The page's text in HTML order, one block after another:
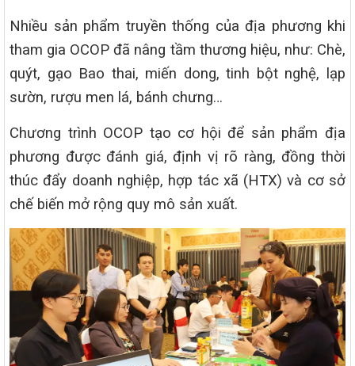
Nhiều sản phẩm truyền thống của địa phương khi
tham gia OCOP đã nâng tầm thương hiệu, như: Chè,
quýt, gạo Bao thai, miến dong, tinh bột nghệ, lạp
sườn, rượu men lá, bánh chưng…
Chương trình OCOP tạo cơ hội để sản phẩm địa
phương được đánh giá, định vị rõ ràng, đồng thời
thúc đẩy doanh nghiệp, hợp tác xã (HTX) và cơ sở
chế biến mở rộng quy mô sản xuất.